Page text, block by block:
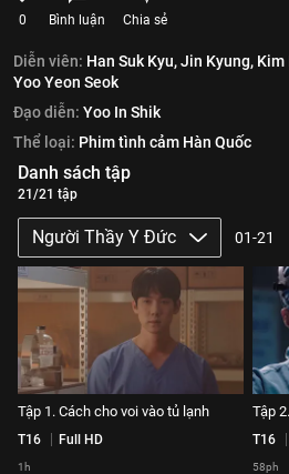
0 Bình luận Chia sẻ
Diễn viên: Han Suk Kyu,Jin Kyung, Kim
Yoo Yeon Seok
Đạo diễn: Yoo In Shik
Thể loại: Phim tình cảm Hàn Quốc
Danh sách tập
21/21 tập
Người Thầy Y Đức 01-21
Tập 1. Cách cho voi vào tủ lạnh
T16 Full HD
1h
Tập
T16
58ph